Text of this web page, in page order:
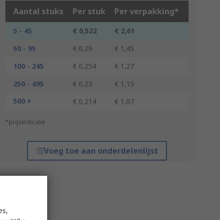
Aantal stuks Per stuk Per verpakking*
5 - 45 € 0,522
€ 2,61
50 - 95
€ 0,29
€ 1,45
100 - 245
€ 0,254
€ 1,27
250 - 495
€ 0,23
€ 1,15
500 +
€ 0,214 € 1,07
*prijsindicatie
Voeg toe aan onderdelenlijst